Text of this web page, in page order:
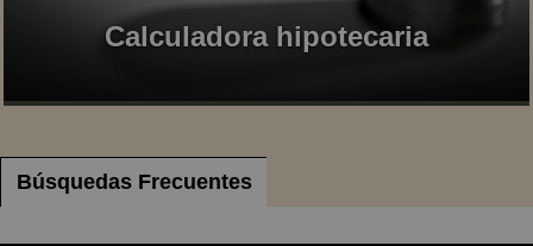
Calculadora hipotecaria
Búsquedas Frecuentes